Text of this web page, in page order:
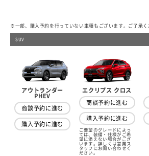
※一部、購入予約を行っていない車種もございます。ご了承く
SUV
アウトランダー
PHEV
商談予約に進む
購入予約に進む
エクリプス クロス
商談予約に進む
購入予約に進む
ご要望のグレードによっ
ては、装備・仕様がご希
望に添えない場合がござ
います。詳しくは営業ス
タッフにお問い合わせく
ださい。